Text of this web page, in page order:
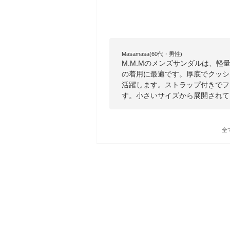
Masamasa(60代・男性)
M.M.Mのメンズサンダルは、軽
の着用に最適です。厚底でクッ
活躍します。ストラップ付きで
す。小さいサイズから展開され
全